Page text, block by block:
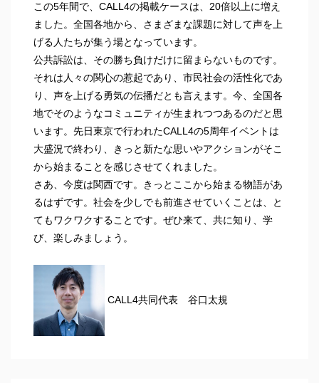
この5年間で、CALL4の掲載ケースは、20倍以上に増え
ました。全国各地から、さまざまな課題に対して声を上
げる人たちが集う場となっています。
公共訴訟は、その勝ち負けだけに留まらないものです。
それは人々の関心の惹起であり、市民社会の活性化であ
り、声を上げる勇気の伝播だとも言えます。今、全国各
地でそのようなコミュニティが生まれつつあるのだと思
います。先日東京で行われたCALL4の5周年イベントは
大盛況で終わり、きっと新たな思いやアクションがそこ
から始まることを感じさせてくれました。
さあ、今度は関西です。きっとここから始まる物語があ
るはずです。社会を少しでも前進させていくことは、と
てもワクワクすることです。ぜひ来て、共に知り、学
び、楽しみましょう。
CALL4共同代表 谷口太規